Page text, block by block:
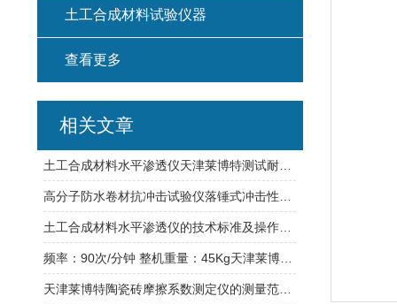
土工合成材料试验仪器
查看更多
相关文章